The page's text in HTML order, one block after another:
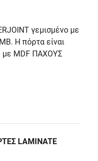
γεμισμένο µε
Η πόρτα είναι
µε MDF ΠΑΧΟΥΣ
LAMINATE